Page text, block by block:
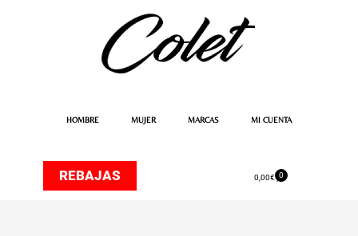
HOMBRE MUJER MARCAS MI CUENTA
REBAJAS 0,00€ 0
Carrito